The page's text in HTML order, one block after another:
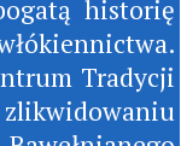
historię
Tradycji